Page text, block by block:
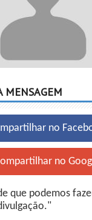
MENSAGEM
no
no
que podemos